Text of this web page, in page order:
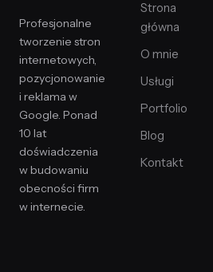
Profesjonalne
tworzenie stron
internetowych,
pozycjonowanie
i reklama w
Google. Ponad
10 lat
doświadczenia
w budowaniu
obecności firm
w internecie.
Strona
główna
O mnie
Usługi
Portfolio
Blog
Kontakt